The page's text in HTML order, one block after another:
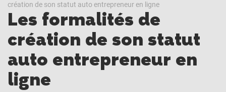
création de son statut auto entrepreneur en ligne
Les formalités de
création de son statut
auto entrepreneur en
ligne